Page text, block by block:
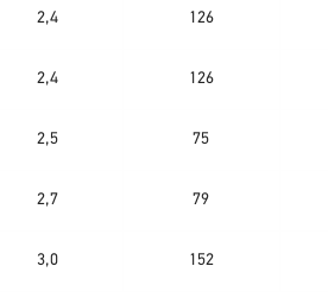
2,4 126
2,4 126
2,5 75
2,7 79
3,0 152